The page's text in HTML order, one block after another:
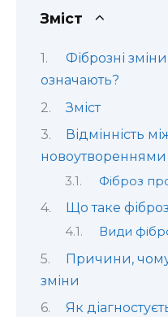
Зміст
Фіброзні
означають?
Зміст
Відмінність
новоутвореннями
Фіброз
Що таке
Види
Причини,
зміни
Як